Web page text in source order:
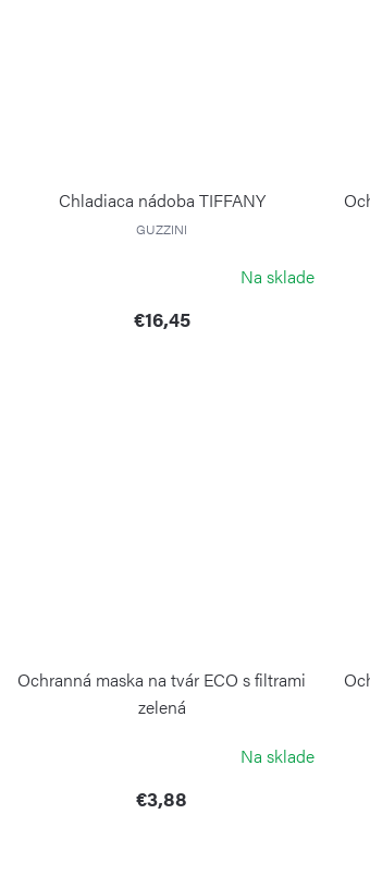
Chladiaca nádoba TIFFANY
GUZZINI
Na sklade
€16,45
Ochranná maska na tvár ECO s filtrami
zelená
Na sklade
€3,88